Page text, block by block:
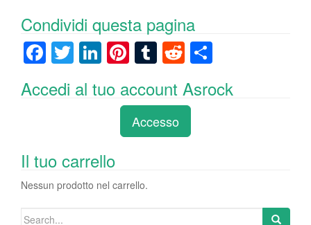
Condividi questa pagina
F
c
o
o
k
T
wi
tt
Li
k
n
Pi
er
e
st
T
m
bl
r
R
e
d
di
t
n
Accedi al tuo account Asrock
Accesso
Il tuo carrello
Nessun prodotto nel carrello.
Search